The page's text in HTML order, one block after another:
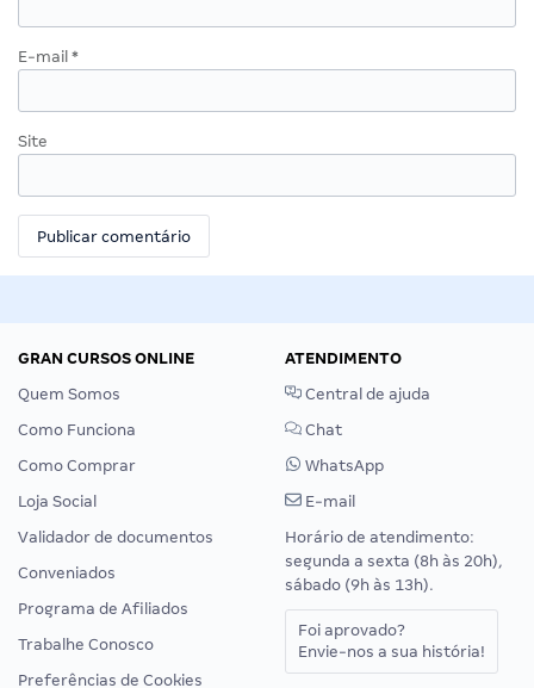
E-mail *
Site
GRAN CURSOS ONLINE
Quem Somos
Como Funciona
Como Comprar
Loja Social
Validador de documentos
Conveniados
Programa de Afiliados
Trabalhe Conosco
Preferências de Cookies
ATENDIMENTO
Central de ajuda
Chat
WhatsApp
E-mail
Horário de atendimento:
segunda a sexta (8h às 20h),
sábado (9h às 13h).
Foi aprovado?
Envie-nos a sua história!